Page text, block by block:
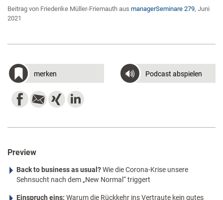
Beitrag von Friederike Müller-Friemauth aus managerSeminare 279, Juni
2021
merken Podcast abspielen
Preview
Back to business as usual?Wie die Corona-Krise unsere
Sehnsucht nach dem „New Normal“ triggert
Einspruch eins: Warum die Rückkehr ins Vertraute kein gutes